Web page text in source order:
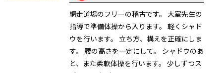
網走道場のフリーの稽古です。 大室先生の
指導で準備体操から入ります。 軽くシャド
ウを行います。 立ち方、構えを正確にしま
す。 腰の高さを一定にして。 シャドウのあ
と、また柔軟体操を行います。 少しずつス